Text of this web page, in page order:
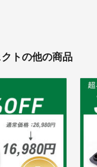
トの他の商品